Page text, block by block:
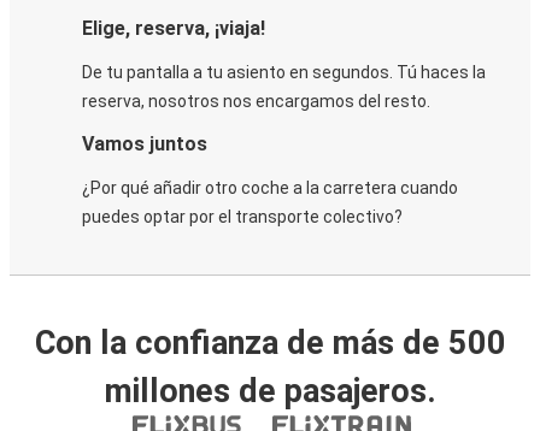
Elige, reserva, ¡viaja!
De tu pantalla a tu asiento en segundos. Tú haces la
reserva, nosotros nos encargamos del resto.
Vamos juntos
¿Por qué añadir otro coche a la carretera cuando
puedes optar por el transporte colectivo?
Con la confianza de más de 500
millones de pasajeros.